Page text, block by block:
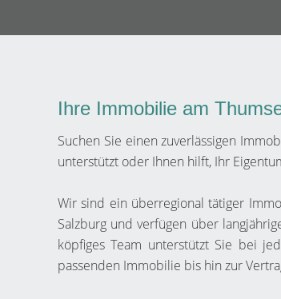
Ihre Immobilie am
Suchen Sie einen zuverlässigen
unterstützt oder Ihnen hilft, Ihr
Wir sind ein überregional tätiger
Salzburg und verfügen über
köpfiges Team unterstützt Sie bei
passenden Immobilie bis hin zur